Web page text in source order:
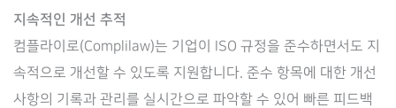
지속적인 개선 추적
컴플라이로(Complilaw)는 기업이 ISO 규정을 준수하면서도 지
속적으로 개선할 수 있도록 지원합니다. 준수 항목에 대한 개선
사항의 기록과 관리를 실시간으로 파악할 수 있어 빠른 피드백